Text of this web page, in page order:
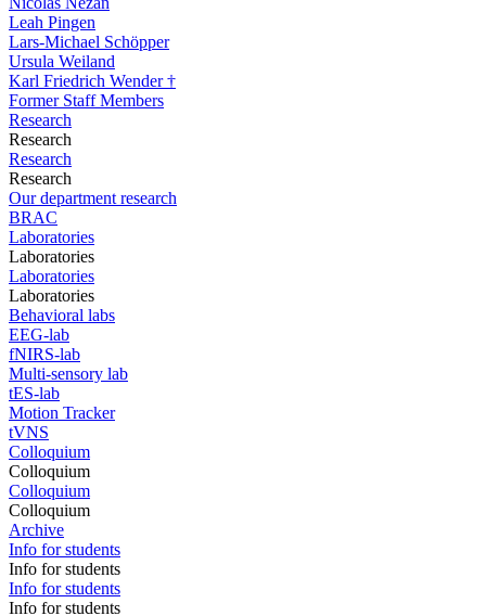
Leah Pingen
Lars-Michael Schöpper
Ursula Weiland
Karl Friedrich Wender †
Former Staff Members
Research
Research
Research
Research
Our department research
BRAC
Laboratories
Laboratories
Laboratories
Laboratories
Behavioral labs
EEG-lab
fNIRS-lab
Multi-sensory lab
tES-lab
Motion Tracker
tVNS
Colloquium
Colloquium
Colloquium
Colloquium
Archive
Info for students
Info for students
Info for students
Info for students